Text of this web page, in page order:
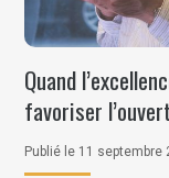
Quand
favoriser
Publié le 11 septembre